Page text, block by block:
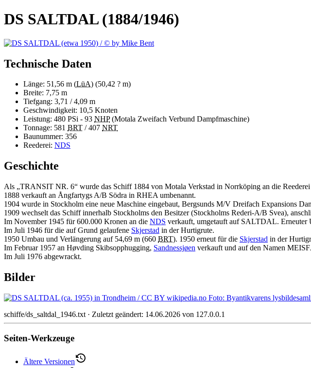
DS SALTDAL (1884/1946)
Technische Daten
Länge: 51,56 m (LüA) (50,42 ? m)
Breite: 7,75 m
Tiefgang: 3,71 / 4,09 m
Geschwindigkeit: 10,5 Knoten
Leistung: 480 PSi - 93 NHP(Motala Zweifach Verbund Dampfmaschine)
Tonnage: 581 BRT / 407 NRT
Baunummer: 356
Reederei: NDS
Geschichte
Als „TRANSIT NR. 6“ wurde das Schiff 1884 von Motala Verkstad in Norrköping an die
1888 verkauft an Ångfartygs A/B Södra in RHEA umbenannt.
1904 wurde in Stockholm eine neue Maschine eingebaut, Bergsunds M/V Dreifach Expansions
1909 wechselt das Schiff innerhalb Stockholms den Besitzer (Stockholms Rederi-A/B Svea),
Im November 1945 für 600.000 Kronen an die NDS verkauft, umgetauft auf SALTDAL. Erneuter
Im Juli 1946 für die auf Grund gelaufene Skjerstad in der Hurtigrute.
1950 Umbau und Verlängerung auf 54,69 m (660 BRT). 1950 erneut für die Skjerstad in der
Im Februar 1957 an Høvding Skibsopphugging, Sandnessjøen verkauft und auf den Namen
Im Juli 1976 abgewrackt.
Bilder
schiffe/ds_saltdal_1946.txt · Zuletzt geändert: 14.06.2026 von 127.0.0.1
Seiten-Werkzeuge
Ältere Versionen